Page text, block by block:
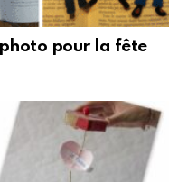
pour la fête